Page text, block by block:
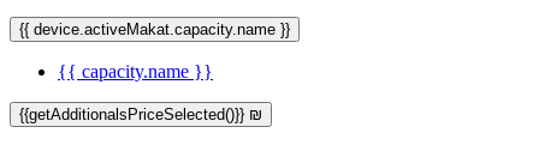
{{ device.activeMakat.capacity.name }}
{{ capacity.name }}
{{getAdditionalsPriceSelected()}} ₪